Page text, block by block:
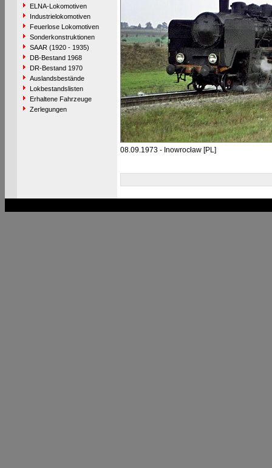
ELNA-Lokomotiven
Industrielokomotiven
Feuerlose Lokomotiven
Sonderkonstruktionen
SAAR (1920 - 1935)
DB-Bestand 1968
DR-Bestand 1970
Auslandsbestände
Lokbestandslisten
Erhaltene Fahrzeuge
Zerlegungen
08.09.1973 - Inowrocław [PL]